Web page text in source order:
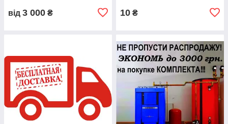
від 3 000 ₴ 10 ₴